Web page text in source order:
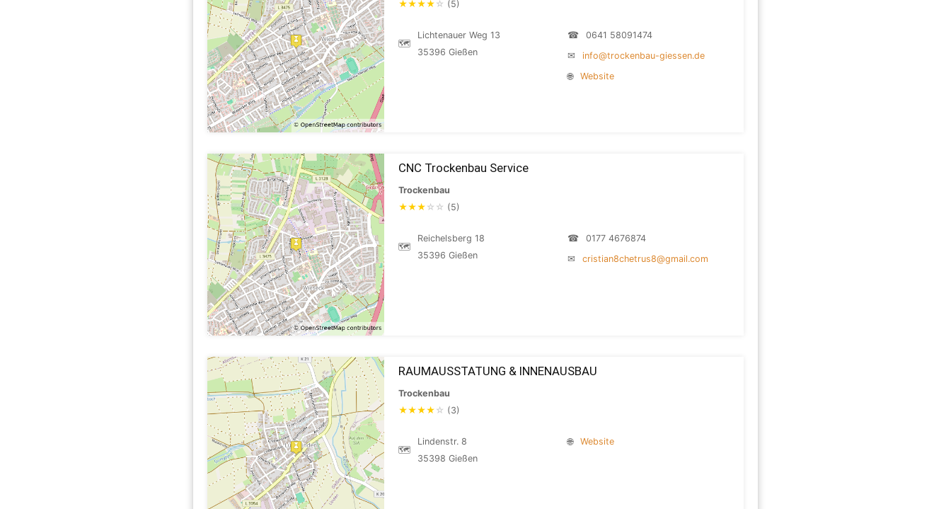
★★★★ ☆ (5)
🗺
Lichtenauer Weg 13
35396 Gießen
☎
0641 58091474
✉
info@trockenbau-giessen.de
🌐
Website
CNC Trockenbau Service
Trockenbau
★★★ ☆ ☆ (5)
🗺
Reichelsberg 18
35396 Gießen
☎
0177 4676874
✉
cristian8chetrus8@gmail.com
RAUMAUSSTATUNG & INNENAUSBAU
Trockenbau
★★★★ ☆ (3)
🗺
Lindenstr. 8
35398 Gießen
🌐 Website